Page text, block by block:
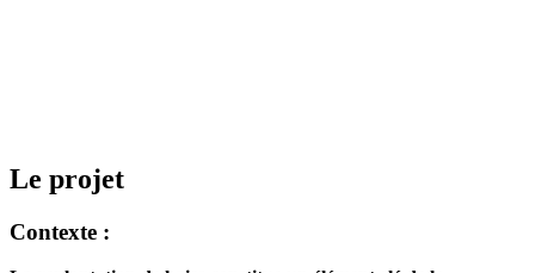
Le projet
Contexte :